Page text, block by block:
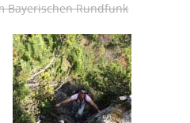
Bayerischen Rundfunk